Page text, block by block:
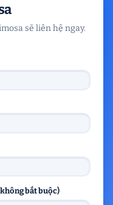
sẽ liên hệ ngay.
bắt buộc)